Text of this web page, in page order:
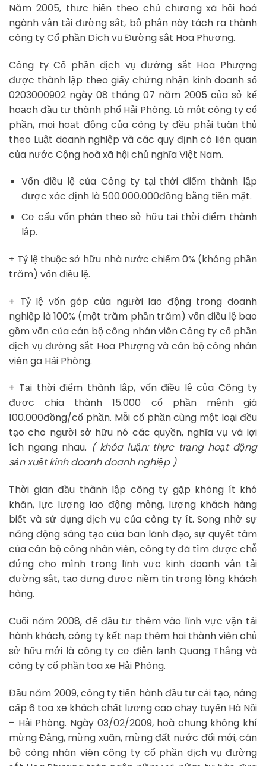
Năm 2005, thực hiện theo chủ chương xã hội hoá
ngành vận tải đường sắt, bộ phận này tách ra thành
công ty Cổ phần Dịch vụ Đường sắt Hoa Phượng.
Công ty Cổ phần dịch vụ đường sắt Hoa Phượng
được thành lập theo giấy chứng nhận kinh doanh số
0203000902 ngày 08 tháng 07 năm 2005 của sở kế
hoạch đầu tư thành phố Hải Phòng. Là một công ty cổ
phần, mọi hoạt động của công ty đều phải tuân thủ
theo Luật doanh nghiệp và các quy định có liên quan
của nước Cộng hoà xã hội chủ nghĩa Việt Nam.
Vốn điều lệ của Công ty tại thời điểm thành lập
được xác định là 500.000.000đồng bằng tiền mặt.
Cơ cấu vốn phân theo sở hữu tại thời điểm thành
lập.
+ Tỷ lệ thuộc sở hữu nhà nước chiếm 0% (không phần
trăm) vốn điều lệ.
+ Tỷ lệ vốn góp của người lao động trong doanh
nghiệp là 100% (một trăm phần trăm) vốn điều lệ bao
gồm vốn của cán bộ công nhân viên Công ty cổ phần
dịch vụ đường sắt Hoa Phượng và cán bộ công nhân
viên ga Hải Phòng.
+ Tại thời điểm thành lập, vốn điều lệ của Công ty
được chia thành 15.000 cổ phần mệnh giá
100.000đồng/cổ phần. Mỗi cổ phần cùng một loại đều
tạo cho người sở hữu nó các quyền, nghĩa vụ và lợi
ích ngang nhau. ( khóa luận: thực trạng hoạt động
sản xuất kinh doanh doanh nghiệp )
Thời gian đầu thành lập công ty gặp không ít khó
khăn, lực lượng lao động mỏng, lượng khách hàng
biết và sử dụng dịch vụ của công ty ít. Song nhờ sự
năng động sáng tạo của ban lãnh đạo, sự quyết tâm
của cán bộ công nhân viên, công ty đã tìm được chỗ
đứng cho mình trong lĩnh vực kinh doanh vận tải
đường sắt, tạo dựng được niềm tin trong lòng khách
hàng.
Cuối năm 2008, để đầu tư thêm vào lĩnh vực vận tải
hành khách, công ty kết nạp thêm hai thành viên chủ
sở hữu mới là công ty cơ điện lạnh Quang Thắng và
công ty cổ phần toa xe Hải Phòng.
Đầu năm 2009, công ty tiến hành đầu tư cải tạo, nâng
cấp 6 toa xe khách chất lượng cao chạy tuyến Hà Nội
– Hải Phòng. Ngày 03/02/2009, hoà chung không khí
mừng Đảng, mừng xuân, mừng đất nước đổi mới, cán
bộ công nhân viên công ty cổ phần dịch vụ đường